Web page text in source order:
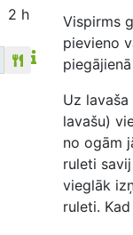
2 h Vispirms
pievieno
Uz
lavašu)
no ogām
ruleti
vieglāk
ruleti.